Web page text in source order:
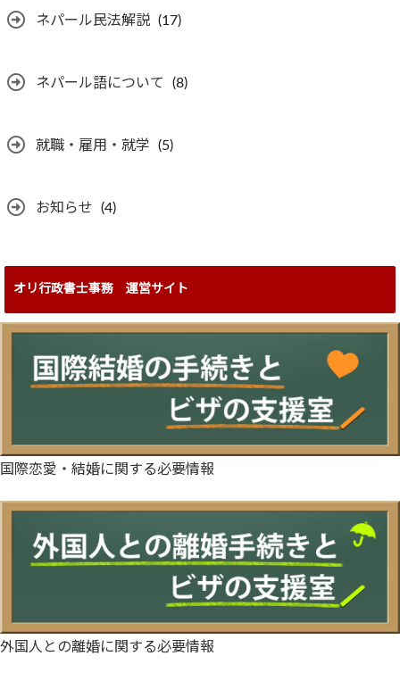
ネパール民法解説 (17)
ネパール語について (8)
就職・雇用・就学 (5)
お知らせ (4)
オリ行政書士事務 運営サイト
国際恋愛・結婚に関する必要情報
外国人との離婚に関する必要情報